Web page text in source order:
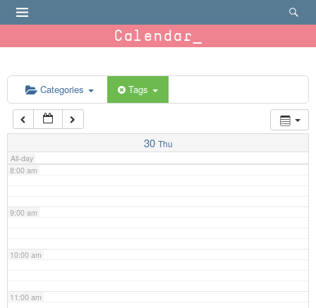
Calendar
Categories Tags
30 Thu
All-day
6:00 am
7:00 am
8:00 am
9:00 am
10:00 am
11:00 am